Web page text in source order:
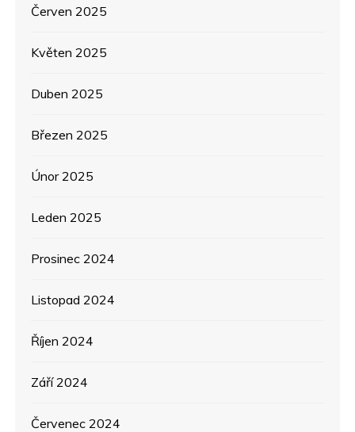
Červen 2025
Květen 2025
Duben 2025
Březen 2025
Únor 2025
Leden 2025
Prosinec 2024
Listopad 2024
Říjen 2024
Září 2024
Červenec 2024